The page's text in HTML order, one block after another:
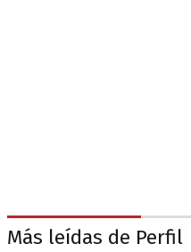
Más leídas de Perfil